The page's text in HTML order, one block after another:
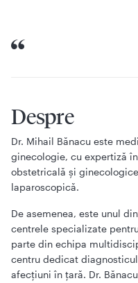
Despre
Dr. Mihail Bănacu este
ginecologie, cu expertiză
obstetricală și
laparoscopică.
De asemenea, este unul
centrele specializate
parte din echipa
centru dedicat
afecțiuni în țară. Dr.